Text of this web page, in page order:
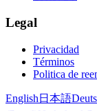
Legal
Privacidad
Términos
Politica de
English 日本語